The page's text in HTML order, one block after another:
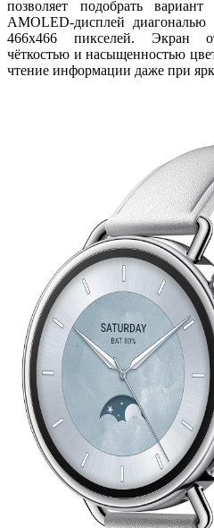
позволяет подобрать
AMOLED-дисплей
466x466 пикселей. Экран
чёткостью и насыщенностью
чтение информации даже при